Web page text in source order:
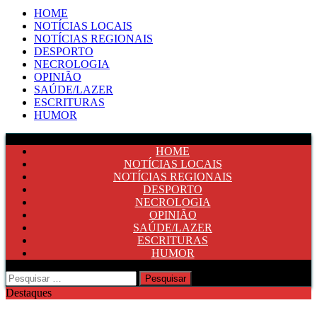
HOME
NOTÍCIAS LOCAIS
NOTÍCIAS REGIONAIS
DESPORTO
NECROLOGIA
OPINIÃO
SAÚDE/LAZER
ESCRITURAS
HUMOR
HOME
NOTÍCIAS LOCAIS
NOTÍCIAS REGIONAIS
DESPORTO
NECROLOGIA
OPINIÃO
SAÚDE/LAZER
ESCRITURAS
HUMOR
Pesquisar
por:
Destaques